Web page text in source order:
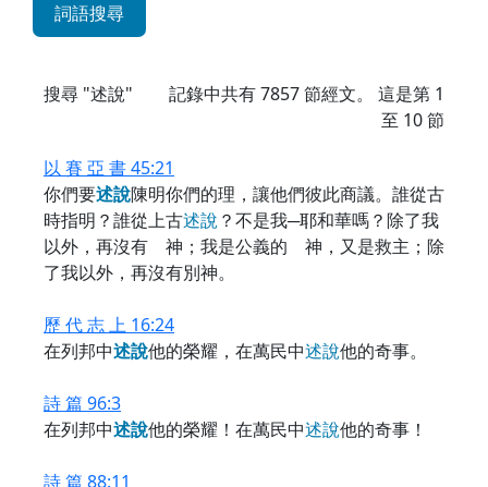
詞語搜尋
搜尋 "述說" 記錄中共有7857節經文。 這是第 1
至 10 節
以 賽 亞 書 45:21
你們要述說陳明你們的理，讓他們彼此商議。誰從古
時指明？誰從上古述說 ？不是我─耶和華嗎？除了我
以外，再沒有 神；我是公義的 神，又是救主；除
了我以外，再沒有別神。
歷 代 志 上 16:24
在列邦中述說他的榮耀，在萬民中述說他的奇事。
詩 篇 96:3
在列邦中述說他的榮耀！在萬民中述說他的奇事！
詩 篇 88:11